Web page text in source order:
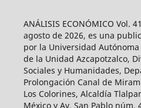
ANÁLISIS ECONÓMICO Vol.
agosto de 2026, es una
por la Universidad
de la Unidad Azcapotzalco,
Sociales y Humanidades,
Prolongación Canal de
Los Colorines, Alcaldía
México y Av. San Pablo